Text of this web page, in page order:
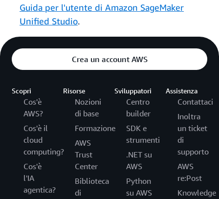
Guida per l'utente di Amazon SageMaker
Unified Studio.
Crea un account AWS
Scopri
Cos'è
AWS?
Cos'è il
cloud
computing?
Cos'è
l'IA
agentica?
Risorse
Nozioni
di base
Formazione
AWS
Trust
Center
Biblioteca
di
Sviluppatori
Centro
builder
SDK e
strumenti
.NET su
AWS
Python
su AWS
Assistenza
Contattaci
Inoltra
un ticket
di
supporto
AWS
re:Post
Knowledge